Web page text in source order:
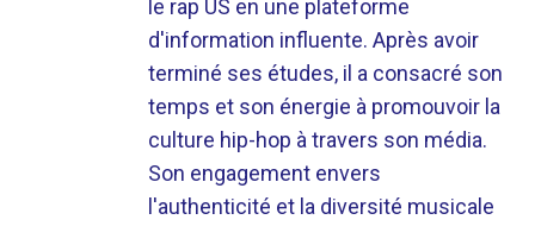
le rap US en une plateforme
d'information influente. Après avoir
terminé ses études, il a consacré son
temps et son énergie à promouvoir la
culture hip-hop à travers son média.
Son engagement envers
l'authenticité et la diversité musicale